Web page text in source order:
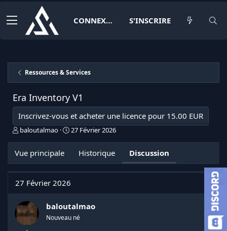
CONNEXION S'INSCRIRE
Ressources & Services
Era Inventory V1
Inscrivez-vous et acheter une licence pour 15.00 EUR
I
t
i
t
u
r
d
baloutalmao
D
d
u
t
27 Février 2026
Vue principale Historique Discussion
27 Février 2026
baloutalmao
Nouveau né